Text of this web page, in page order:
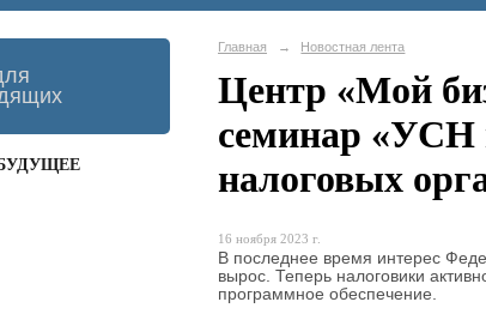
Главная → Новостная лента
Центр «Мой
семинар «УСН
налоговых
16 ноября 2023 г.
В последнее время интерес
вырос. Теперь налоговики
программное обеспечение.